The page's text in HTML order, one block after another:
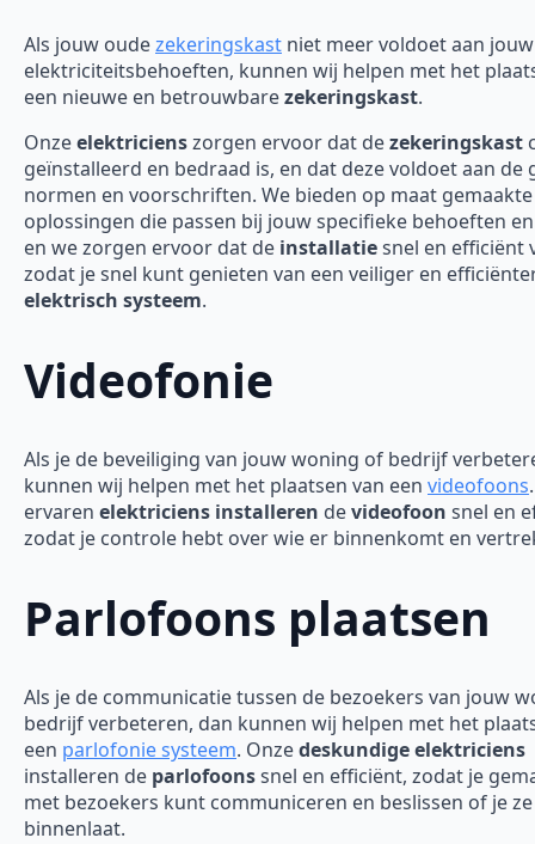
Als jouw oudezekeringskast niet meer voldoet aan jouw
elektriciteitsbehoeften, kunnen wij helpen met het
een nieuwe en betrouwbarezekeringskast.
Onzeelektricienszorgen ervoor dat dezekeringskast
geïnstalleerd en bedraad is, en dat deze voldoet aan de
normen en voorschriften. We bieden op maat gemaakte
oplossingen die passen bij jouw specifieke behoeften
en we zorgen ervoor dat de installatiesnel en efficiënt
zodat je snel kunt genieten van een veiliger en
elektrisch systeem.
Videofonie
Als je de beveiliging van jouw woning of bedrijf
kunnen wij helpen met het plaatsen van een videofoons
ervaren elektriciens installeren devideofoon snel en
zodat je controle hebt over wie er binnenkomt en
Parlofoons plaatsen
Als je de communicatie tussen de bezoekers van jouw
bedrijf verbeteren, dan kunnen wij helpen met het
een parlofonie systeem. Onzedeskundige elektriciens
installeren de parlofoonssnel en efficiënt, zodat je
met bezoekers kunt communiceren en beslissen of je ze
binnenlaat.